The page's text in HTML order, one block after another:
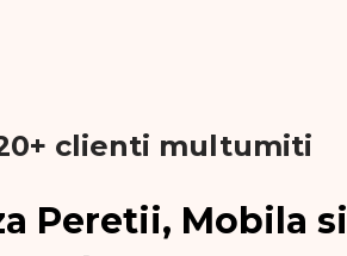
clienti multumiti
Peretii, Mobila si